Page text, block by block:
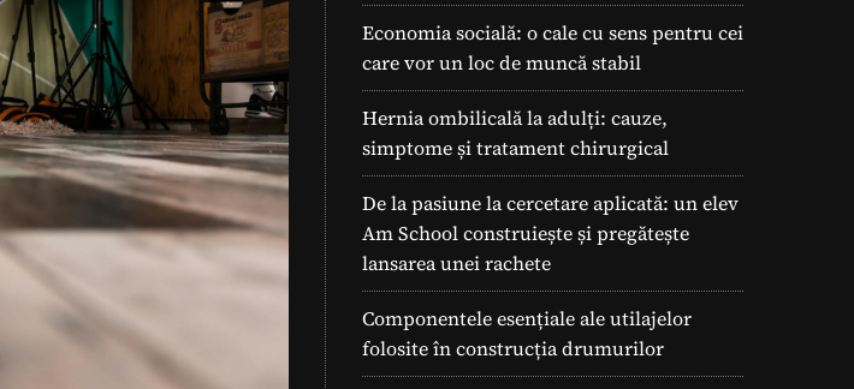
Economia socială: o cale cu sens pentru cei
care vor un loc de muncă stabil
Hernia ombilicală la adulți: cauze,
simptome și tratament chirurgical
De la pasiune la cercetare aplicată: un elev
Am School construiește și pregătește
lansarea unei rachete
Componentele esențiale ale utilajelor
folosite în construcția drumurilor